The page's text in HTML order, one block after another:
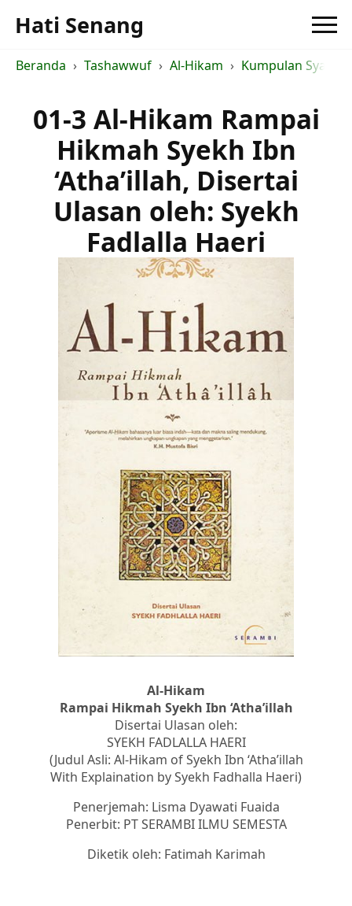
Hati Senang
Beranda Tashawwuf Al-Hikam Kumpulan Syarah
01-3 Al-Hikam Rampai
Hikmah Syekh Ibn
‘Atha’illah, Disertai
Ulasan oleh: Syekh
Fadlalla Haeri
Al-Hikam
Rampai Hikmah Syekh Ibn ‘Atha’illah
Disertai Ulasan oleh:
SYEKH FADLALLA HAERI
(Judul Asli: Al-Hikam of Syekh Ibn ‘Atha’illah
With Explaination by Syekh Fadhalla Haeri)
Penerjemah: Lisma Dyawati Fuaida
Penerbit: PT SERAMBI ILMU SEMESTA
Diketik oleh: Fatimah Karimah